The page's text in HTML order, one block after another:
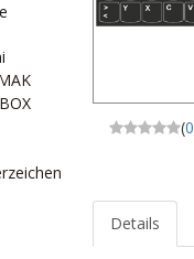
(0
Details